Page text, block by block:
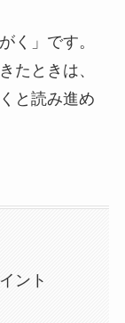
く」です。
たときは、
と読み進め
ント